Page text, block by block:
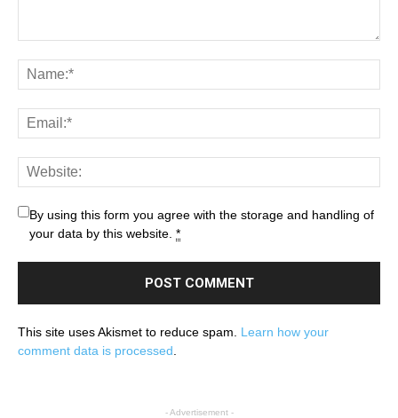
By using this form you agree with the storage and handling of
your data by this website. *
This site uses Akismet to reduce spam. Learn how your
comment data is processed
- Advertisement -